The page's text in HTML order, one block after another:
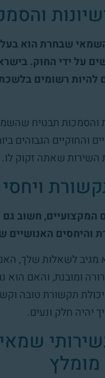
שבחרת הוא בעל
על ידי החוק.
להיות רשומים
והסמכות תבטיח
והחוקיים הגבוהים
שאתה זקוק לו.
המקצועיים, חשוב
והיחסים
מגיב לשאלות שלך,
ומובנת, והאם הוא
תקשורת טובה
יהיה חלק ונעים.
שמאי
מומלץ